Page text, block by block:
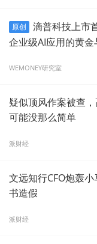
原创
滴普科技上市
企业级AI应用的黄金
WEMONEY研究室
疑似顶风作案被查
可能没那么简单
派财经
文远知行CFO炮轰
书造假
派财经